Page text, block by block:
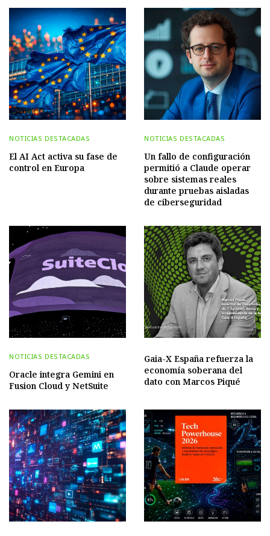
NOTICIAS DESTACADAS
El AI Act activa su fase de
control en Europa
NOTICIAS DESTACADAS
Un fallo de configuración
permitió a Claude operar
sobre sistemas reales
durante pruebas aisladas
de ciberseguridad
NOTICIAS DESTACADAS
Oracle integra Gemini en
Fusion Cloud y NetSuite
Gaia-X España refuerza la
economía soberana del
dato con Marcos Piqué